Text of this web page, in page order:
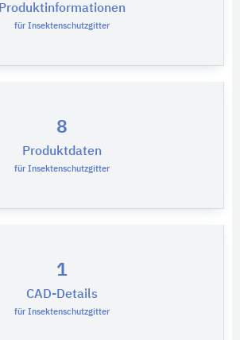
Produktinformationen
für Insektenschutzgitter
8
Produktdaten
für Insektenschutzgitter
1
CAD-Details
für Insektenschutzgitter